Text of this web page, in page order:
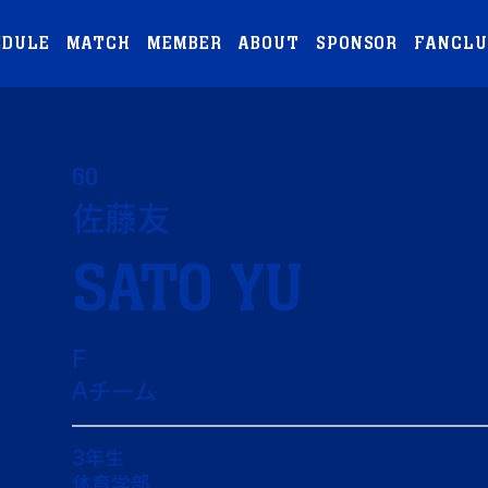
MATCH MEMBER ABOUT SPONSOR
60
佐藤友
SATO YU
F
Aチーム
3年生
体育学部